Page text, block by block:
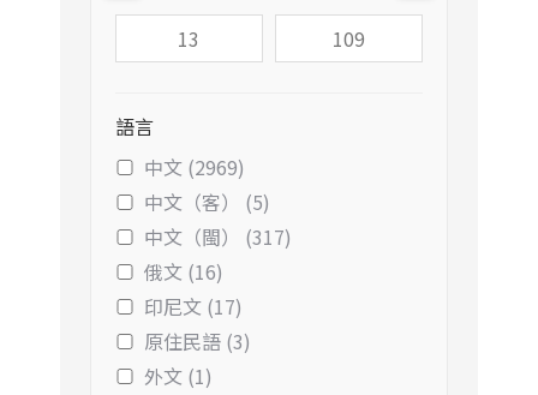
語言
中文 (2969)
中文（客） (5)
中文（閩） (317)
俄文 (16)
印尼文 (17)
原住民語 (3)
外文 (1)